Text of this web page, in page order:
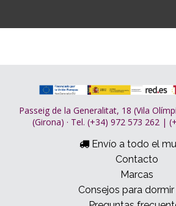
Passeig de la Generalitat, 18 (Vila
(Girona) · Tel. (+34) 972 573 262 |
Envío a todo el
Contacto
Marcas
Consejos para dormir